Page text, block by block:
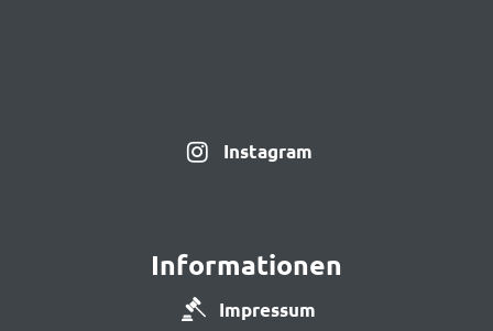
Instagram
Informationen
Impressum